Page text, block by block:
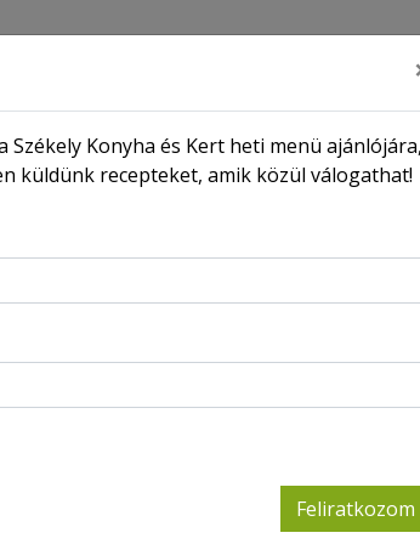
Miccs
Székely Konyha és Kert heti menü ajánlójára,
küldünk recepteket, amik közül válogathat!
Feliratkozom